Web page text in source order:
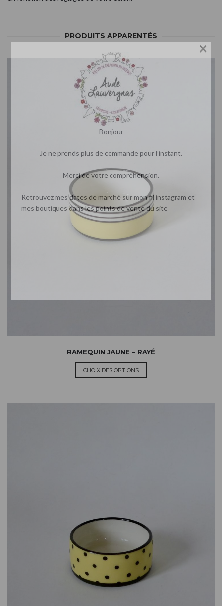
PRODUITS APPARENTÉS
RAMEQUIN JAUNE – RAYÉ
CHOIX DES OPTIONS
Bonjour
Je ne prends plus de commande pour l’instant.
Merci de votre compréhension.
Retrouvez mes dates de marché sur mon fil instagram et
mes boutiques dans les points de vente du site
×